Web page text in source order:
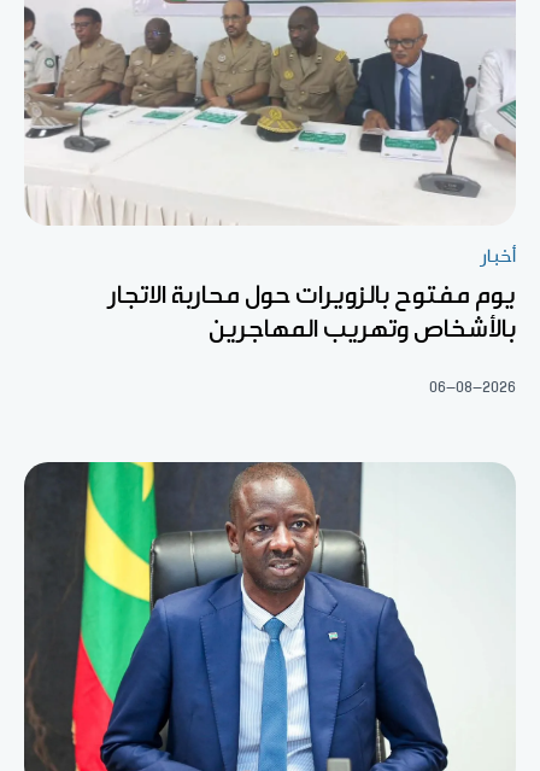
أخبار
يوم مفتوح بالزويرات حول محاربة الاتجار
بالأشخاص وتهريب المهاجرين
06-08-2026